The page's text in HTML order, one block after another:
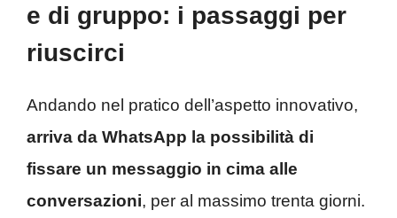
e di gruppo: i passaggi per
riuscirci
Andando nel pratico dell’aspetto innovativo,
arriva da WhatsApp la possibilità di
fissare un messaggio in cima alle
conversazioni, per al massimo trenta giorni.